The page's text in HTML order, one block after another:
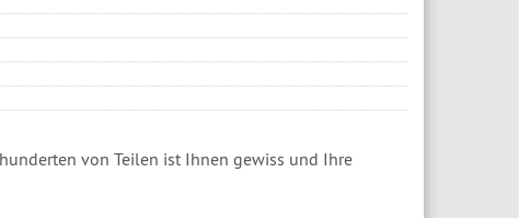
von Teilen ist Ihnen gewiss und Ihre